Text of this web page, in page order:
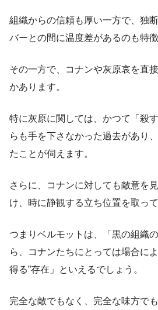
組織からの信頼も厚い一方で、独
バーとの間に温度差があるのも特徴
その一方で、コナンや灰原哀を直
かあります。
特に灰原に関しては、かつて「殺
らも手を下さなかった過去があり
たことが伺えます。
さらに、コナンに対しても敵意を
け、時に静観する立ち位置を取っ
つまりベルモットは、「黒の組織
ら、コナンたちにとっては場合に
得る”存在」といえるでしょう。
完全な敵でもなく、完全な味方で